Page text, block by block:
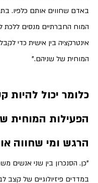
באדם שחווים אותם כלפיו.
המוח החברתיים מנסים ללכת
אינטרקציה בין אישית כדי
המוחית של שניהם."
כלומר יכול להיות
הפעילות המוחית
הרגש ומי שחווה
"כן. הסנכרון בין שני אנשים
במדדים פיזיולוגיים של קצב